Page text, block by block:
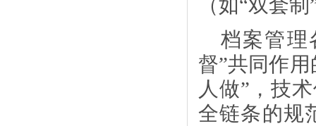
（如“双套
档案管理
督”共同作
人做”，技
全链条的规